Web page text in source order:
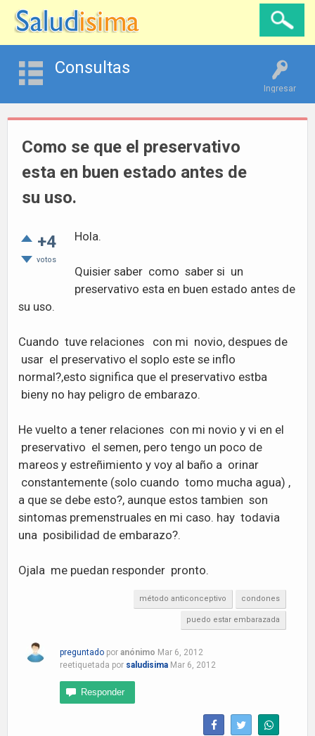
Ingresar
Consultas
Como se que el preservativo
esta en buen estado antes de
su uso.
+4
votos
Hola.
Quisier saber como saber si un
preservativo esta en buen estado antes de
su uso.
Cuando tuve relaciones con mi novio, despues de
usar el preservativo el soplo este se inflo
normal?,esto significa que el preservativo estba
bieny no hay peligro de embarazo.
He vuelto a tener relaciones con mi novio y vi en el
preservativo el semen, pero tengo un poco de
mareos y estreñimiento y voy al baño a orinar
constantemente (solo cuando tomo mucha agua) ,
a que se debe esto?, aunque estos tambien son
sintomas premenstruales en mi caso. hay todavia
una posibilidad de embarazo?.
Ojala me puedan responder pronto.
método anticonceptivo condones
puedo estar embarazada
preguntado por anónimo Mar 6, 2012
reetiquetada por saludisima Mar 6, 2012